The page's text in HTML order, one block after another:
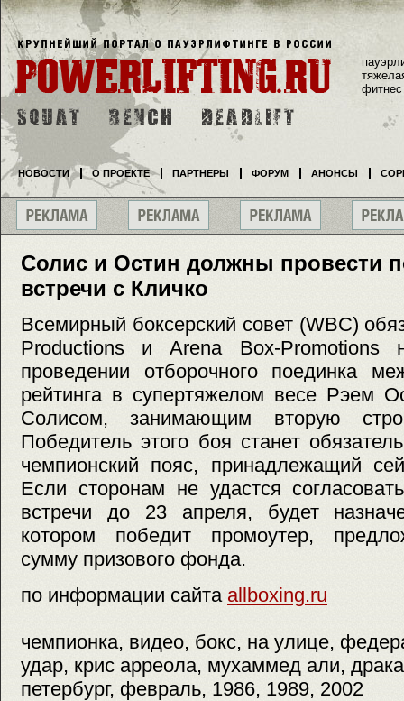
Солис и Остин должны провести
встречи с Кличко
Всемирный боксерский совет (WBC)
Productions и Arena Box-Promotions
проведении отборочного поединка
рейтинга в супертяжелом весе Рэем
Солисом, занимающим вторую
Победитель этого боя станет
чемпионский пояс, принадлежащий
Если сторонам не удастся
встречи до 23 апреля, будет
котором победит промоутер,
сумму призового фонда.
по информации сайта allboxing.ru
чемпионка, видео, бокс, на улице,
удар, крис арреола, мухаммед али,
петербург, февраль, 1986, 1989, 2002
фитнес
НОВОСТИ О ПРОЕКТЕ ПАРТНЕРЫ ФОРУМ АНОНСЫ